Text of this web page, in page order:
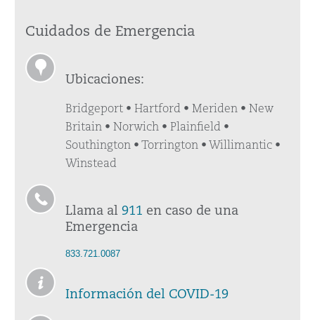
Cuidados de Emergencia
Ubicaciones:
Bridgeport • Hartford • Meriden • New
Britain • Norwich • Plainfield •
Southington • Torrington • Willimantic •
Winstead
Llama al 911 en caso de una
Emergencia
833.721.0087
Información del COVID-19